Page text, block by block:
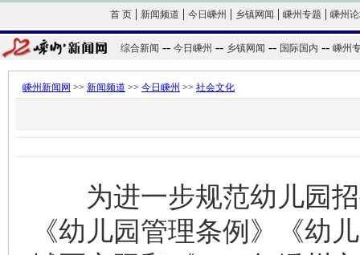
首 页 | 新闻频道 | 今日嵊州 | 乡镇网闻 | 嵊州专题 | 嵊州
综合新闻 -- 今日嵊州 -- 乡镇网闻 -- 国际国内 -- 嵊州
嵊州新闻网 >> 新闻频道 >> 今日嵊州 >> 社会文化
为进一步规范幼儿园招
《幼儿园管理条例》《幼